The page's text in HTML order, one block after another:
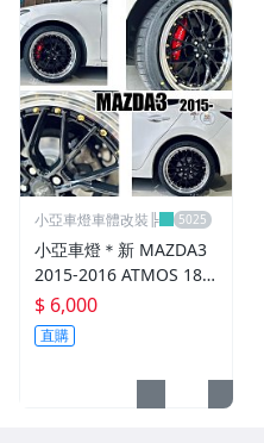
進氣套件 進氣系統 全系列
其它
小亞車燈車體改裝╠
小亞車燈＊新 MAZDA3
2015-2016 ATMOS 18
吋 鋁圈 輪框 18*8.5 5/1
08 ET40 5孔108 銀黑車
邊 鉚釘款
$ 6,000
直購